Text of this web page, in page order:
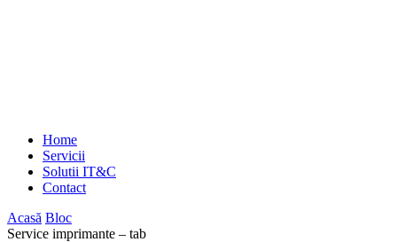
Home
Servicii
Solutii IT&C
Contact
Acasă Bloc
Service imprimante – tab